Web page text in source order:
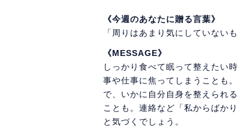
《今週のあなたに贈る言葉》
「周りはあまり気にしていないも
《MESSAGE》
しっかり食べて眠って整えたい
事や仕事に焦ってしまうことも
で、いかに自分自身を整えられ
ことも。連絡など「私からばか
と気づくでしょう。